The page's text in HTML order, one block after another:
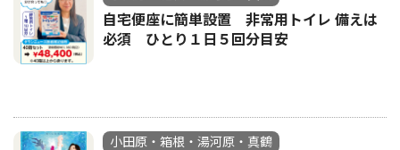
自宅便座に簡単設置 非常用トイレ 備えは
必須 ひとり１日５回分目安
小田原・箱根・湯河原・真鶴